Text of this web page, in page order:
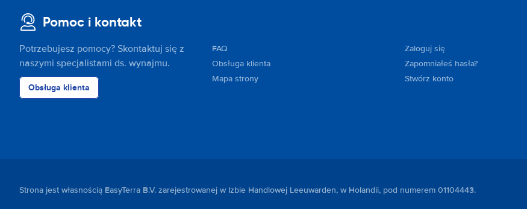
Pomoc i kontakt
Potrzebujesz pomocy? Skontaktuj się z
naszymi specjalistami ds. wynajmu.
Obsługa klienta
FAQ
Obsługa klienta
Mapa strony
Zaloguj się
Zapomniałeś hasła?
Stwórz konto
Strona jest własnością EasyTerra B.V. zarejestrowanej w Izbie Handlowej Leeuwarden, w Holandii, pod numerem 01104443.